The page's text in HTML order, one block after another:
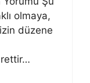
olmaya,
düzene